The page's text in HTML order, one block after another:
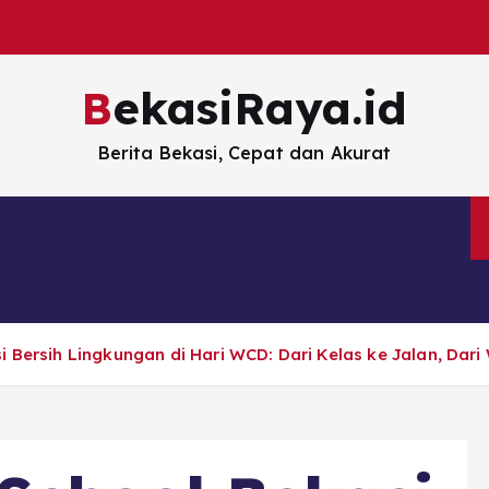
BekasiRaya.id
Berita Bekasi, Cepat dan Akurat
Bersih Lingkungan di Hari WCD: Dari Kelas ke Jalan,